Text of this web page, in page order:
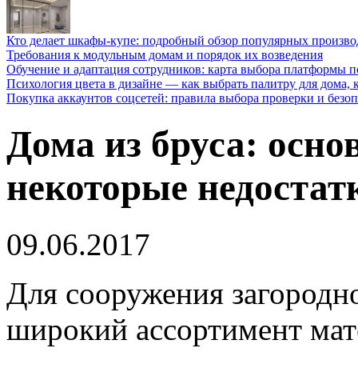
Кто делает шкафы-купе: подробный обзор популярных
Требования к модульным домам и порядок их возведения
Обучение и адаптация сотрудников: карта выбора платформы
Психология цвета в дизайне — как выбрать палитру для дома,
Покупка аккаунтов соцсетей: правила выбора проверки и
Дома из бруса:
некоторые
09.06.2017
Для сооружения
широкий ассортимент